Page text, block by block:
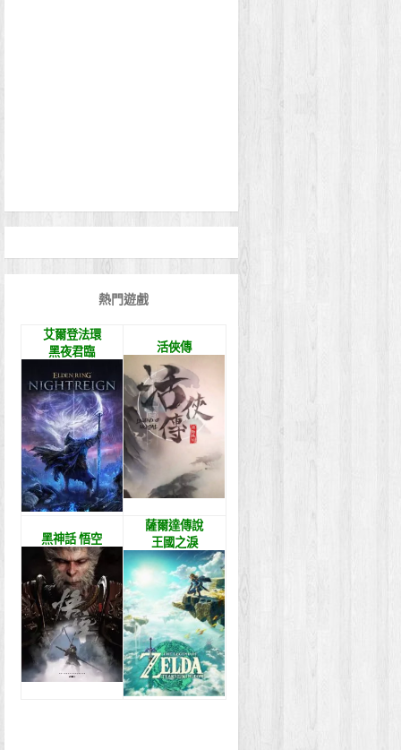
熱門遊戲
艾爾登法環
黑夜君臨
活俠傳
黑神話 悟空
薩爾達傳說
王國之淚